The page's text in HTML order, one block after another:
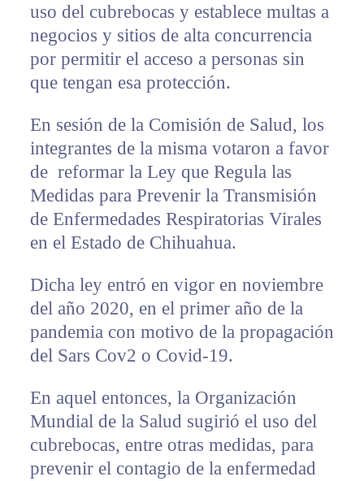
uso del cubrebocas y establece multas a
negocios y sitios de alta concurrencia
por permitir el acceso a personas sin
que tengan esa protección.
En sesión de la Comisión de Salud, los
integrantes de la misma votaron a favor
de reformar la Ley que Regula las
Medidas para Prevenir la Transmisión
de Enfermedades Respiratorias Virales
en el Estado de Chihuahua.
Dicha ley entró en vigor en noviembre
del año 2020, en el primer año de la
pandemia con motivo de la propagación
del Sars Cov2 o Covid-19.
En aquel entonces, la Organización
Mundial de la Salud sugirió el uso del
cubrebocas, entre otras medidas, para
prevenir el contagio de la enfermedad